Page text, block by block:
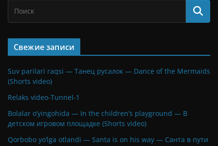
Свежие записи
Suv parilari raqsi — Танец русалок — Dance of the Mermaids
(Shorts video)
Relaks video-Tunnel-1
Bolalar o’yingohida — In the children’s playground — В
детском игровом площадке (Shorts video)
Qorbobo yo’lga otlandi — Santa is on his way — Санта в пути